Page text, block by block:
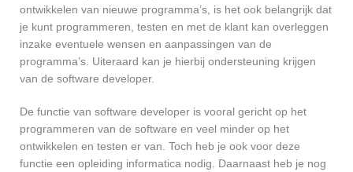
ontwikkelen van nieuwe programma’s, is het ook belangrijk dat
je kunt programmeren, testen en met de klant kan overleggen
inzake eventuele wensen en aanpassingen van de
programma’s. Uiteraard kan je hierbij ondersteuning krijgen
van de software developer.
De functie van software developer is vooral gericht op het
programmeren van de software en veel minder op het
ontwikkelen en testen er van. Toch heb je ook voor deze
functie een opleiding informatica nodig. Daarnaast heb je nog